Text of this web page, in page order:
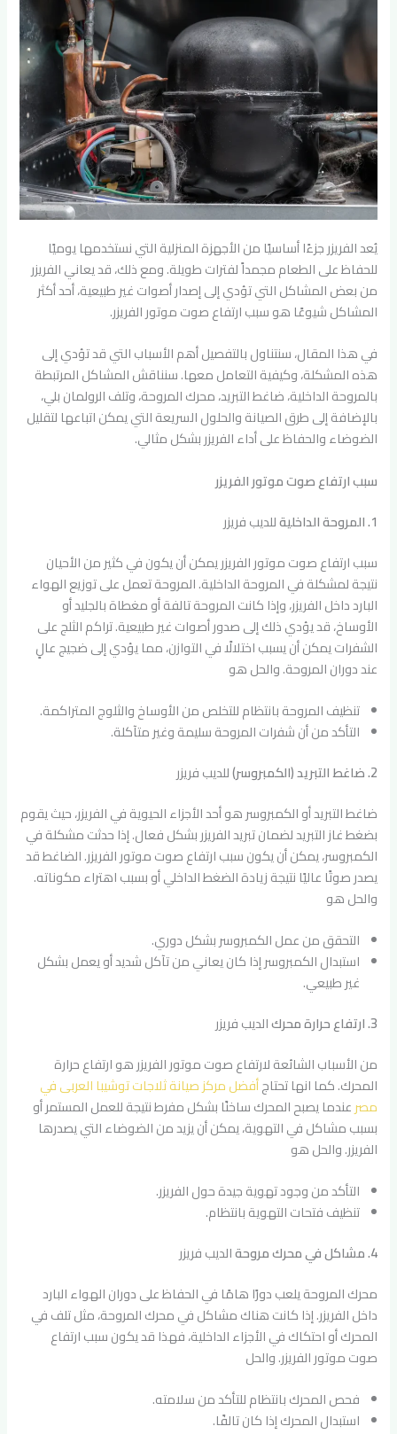
يُعد الفريزر جزءًا أساسيًا من الأجهزة المنزلية التي نستخدمها يوميًا
للحفاظ على الطعام مجمداً لفترات طويلة. ومع ذلك، قد يعاني الفريزر
من بعض المشاكل التي تؤدي إلى إصدار أصوات غير طبيعية، أحد أكثر
المشاكل شيوعًا هو سبب ارتفاع صوت موتور الفريزر.
في هذا المقال، سنتناول بالتفصيل أهم الأسباب التي قد تؤدي إلى
هذه المشكلة، وكيفية التعامل معها. سنناقش المشاكل المرتبطة
بالمروحة الداخلية، ضاغط التبريد، محرك المروحة، وتلف الرولمان بلي،
بالإضافة إلى طرق الصيانة والحلول السريعة التي يمكن اتباعها لتقليل
الضوضاء والحفاظ على أداء الفريزر بشكل مثالي.
سبب ارتفاع صوت موتور الفريزر
1. المروحة الداخلية
للديب فريزر
سبب ارتفاع صوت موتور الفريزر يمكن أن يكون في كثير من الأحيان
نتيجة لمشكلة في المروحة الداخلية. المروحة تعمل على توزيع الهواء
البارد داخل الفريزر، وإذا كانت المروحة تالفة أو مغطاة بالجليد أو
الأوساخ، قد يؤدي ذلك إلى صدور أصوات غير طبيعية. تراكم الثلج على
الشفرات يمكن أن يسبب اختلالًا في التوازن، مما يؤدي إلى ضجيج عالٍ
عند دوران المروحة. والحل هو
تنظيف المروحة بانتظام للتخلص من الأوساخ والثلوج المتراكمة.
التأكد من أن شفرات المروحة سليمة وغير متآكلة.
2. ضاغط التبريد (الكمبروسر)
للديب فريزر
ضاغط التبريد أو الكمبروسر هو أحد الأجزاء الحيوية في الفريزر، حيث يقوم
بضغط غاز التبريد لضمان تبريد الفريزر بشكل فعال. إذا حدثت مشكلة في
الكمبروسر، يمكن أن يكون سبب ارتفاع صوت موتور الفريزر. الضاغط قد
يصدر صوتًا عاليًا نتيجة زيادة الضغط الداخلي أو بسبب اهتراء مكوناته.
والحل هو
التحقق من عمل الكمبروسر بشكل دوري.
استبدال الكمبروسر إذا كان يعاني من تآكل شديد أو يعمل بشكل
غير طبيعي.
3. ارتفاع حرارة محرك
الديب فريزر
من الأسباب الشائعة لارتفاع صوت موتور الفريزر هو ارتفاع حرارة
المحرك. كما انها تحتاجأفضل مركز صيانة ثلاجات توشيبا العربى في
مصرعندما يصبح المحرك ساخنًا بشكل مفرط نتيجة للعمل المستمر أو
بسبب مشاكل في التهوية، يمكن أن يزيد من الضوضاء التي يصدرها
الفريزر. والحل هو
التأكد من وجود تهوية جيدة حول الفريزر.
تنظيف فتحات التهوية بانتظام.
4. مشاكل في محرك مروحة
الديب فريزر
محرك المروحة يلعب دورًا هامًا في الحفاظ على دوران الهواء البارد
داخل الفريزر. إذا كانت هناك مشاكل في محرك المروحة، مثل تلف في
المحرك أو احتكاك في الأجزاء الداخلية، فهذا قد يكون سبب ارتفاع
صوت موتور الفريزر. والحل
فحص المحرك بانتظام للتأكد من سلامته.
استبدال المحرك إذا كان تالفًا.